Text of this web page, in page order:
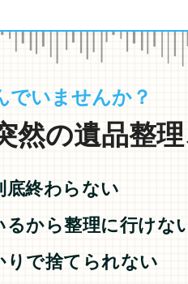
でいませんか？
然の遺品整
底終わらない
るから整理に行けな
りで捨てられない